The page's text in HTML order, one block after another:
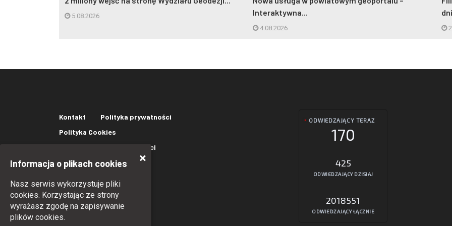
5.08.2026
Interaktywna...
4.08.2026
Kontakt
Polityka prywatności
Polityka Cookies
Oświadczenie o dostępności
ODWIEDZAJĄCY TERAZ
170
425
ODWIEDZAJĄCY DZISIAJ
2018551
ODWIEDZAJĄCY ŁĄCZNIE
Informacja o plikach cookies
Nasz serwis wykorzystuje pliki
cookies. Korzystając ze strony
wyrażasz zgodę na zapisywanie
plików cookies.